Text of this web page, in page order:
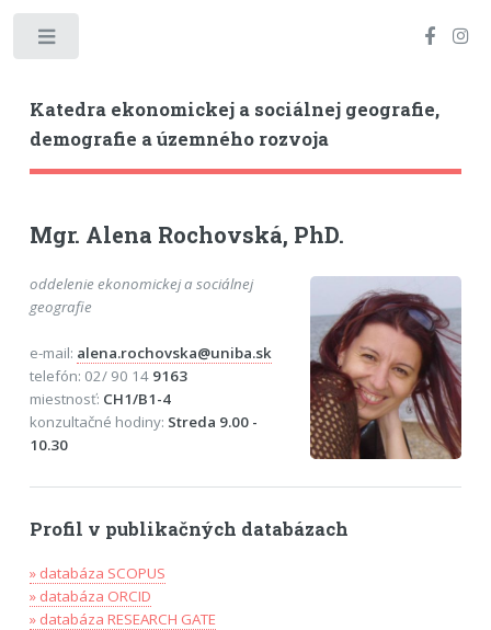
Katedra ekonomickej a sociálnej geografie,
demografie a územného rozvoja
Mgr. Alena Rochovská, PhD.
oddelenie ekonomickej a sociálnej
geografie
e-mail: alena.rochovska@uniba.sk
telefón: 02/ 90 14 9163
miestnosť: CH1/B1-4
konzultačné hodiny: Streda 9.00 -
10.30
Profil v publikačných databázach
» databáza SCOPUS
» databáza ORCID
» databáza RESEARCH GATE